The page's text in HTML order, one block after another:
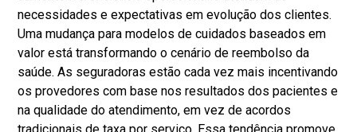
necessidades e expectativas em evolução dos clientes.
Uma mudança para modelos de cuidados baseados em
valor está transformando o cenário de reembolso da
saúde. As seguradoras estão cada vez mais incentivando
os provedores com base nos resultados dos pacientes e
na qualidade do atendimento, em vez de acordos